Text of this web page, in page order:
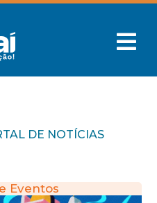
DE NOTÍCIAS
Eventos